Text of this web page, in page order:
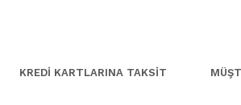
KREDİ KARTLARINA TAKSİT